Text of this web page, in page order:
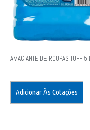
AMACIANTE DE ROUPAS TUFF 5
Adicionar Às Cotações